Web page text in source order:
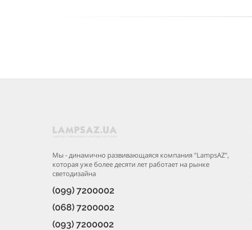
Мы - динамично развивающаяся компания "LampsAZ",
которая уже более десяти лет работает на рынке
светодизайна
(099) 7200002
(068) 7200002
(093) 7200002